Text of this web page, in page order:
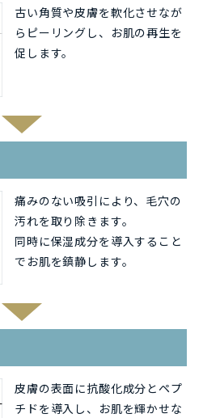
古い角質や皮膚を軟化させなが
らピーリングし、お肌の再生を
促します。
痛みのない吸引により、毛穴の
汚れを取り除きます。
同時に保湿成分を導入すること
でお肌を鎮静します。
皮膚の表面に抗酸化成分とペプ
チドを導入し、お肌を輝かせな